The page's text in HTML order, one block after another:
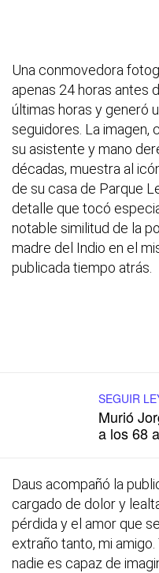
Una conmovedora
apenas 24 horas antes
últimas horas y generó
seguidores. La imagen,
su asistente y mano
décadas, muestra al
de su casa de Parque
detalle que tocó
notable similitud de la
madre del Indio en el
publicada tiempo atrás.
SEGUIR
Murió
a los 68
Daus acompañó la
cargado de dolor y
pérdida y el amor que
extraño tanto, mi
nadie es capaz de